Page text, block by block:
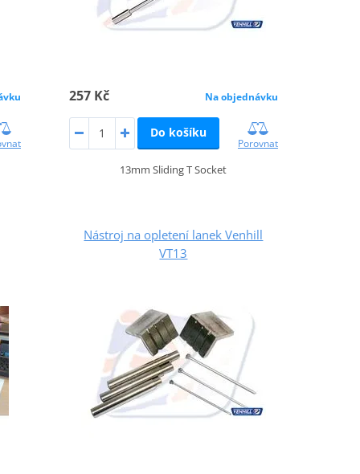
257 Kč Na objednávku
Do košíku
Porovnat
13mm Sliding T Socket
Nástroj na opletení lanek Venhill
VT13